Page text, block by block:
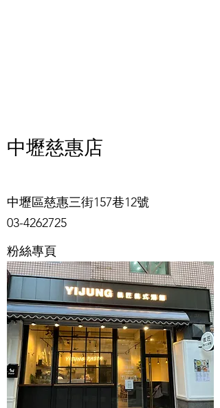
中壢慈惠店
中壢區慈惠三街157巷12號
03-4262725
粉絲專頁